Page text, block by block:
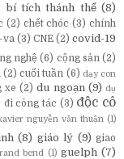
bí tích thánh thể (8)
(2) chết chóc (3) chính
va (3) CNE (2) covid-19
nghệ (6) cộng sản (2)
(2) cuối tuần (6) dạy con
xe (2) du ngoạn (9) dụ
đi công tác (3) độc cô
nguyễn văn thuận (1)
(8) giáo lý (9) giao
bend (1) guelph (7)